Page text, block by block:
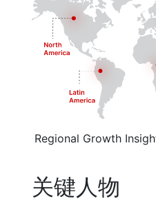
Regional Growth
关键人物